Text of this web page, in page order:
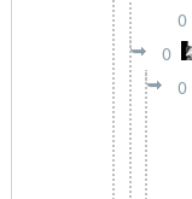
0
0
0